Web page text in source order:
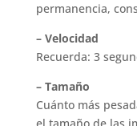
permanencia,
– Velocidad
Recuerda: 3
– Tamaño
Cuánto más